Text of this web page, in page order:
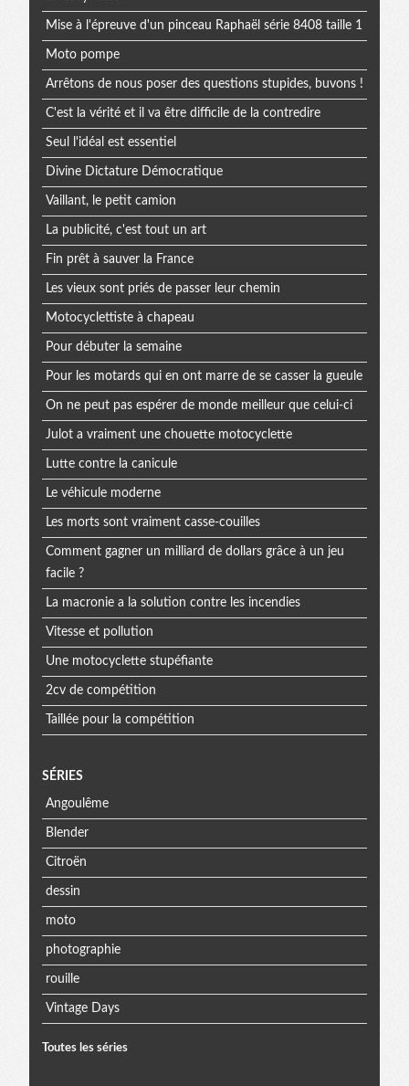
Mise à l'épreuve d'un pinceau Raphaël série 8408 taille 1
Moto pompe
Arrêtons de nous poser des questions stupides, buvons !
C'est la vérité et il va être difficile de la contredire
Seul l'idéal est essentiel
Divine Dictature Démocratique
Vaillant, le petit camion
La publicité, c'est tout un art
Fin prêt à sauver la France
Les vieux sont priés de passer leur chemin
Motocyclettiste à chapeau
Pour débuter la semaine
Pour les motards qui en ont marre de se casser la gueule
On ne peut pas espérer de monde meilleur que celui-ci
Julot a vraiment une chouette motocyclette
Lutte contre la canicule
Le véhicule moderne
Les morts sont vraiment casse-couilles
Comment gagner un milliard de dollars grâce à un jeu
facile ?
La macronie a la solution contre les incendies
Vitesse et pollution
Une motocyclette stupéfiante
2cv de compétition
Taillée pour la compétition
SÉRIES
Angoulême
Blender
Citroën
dessin
moto
photographie
rouille
Vintage Days
Toutes les séries